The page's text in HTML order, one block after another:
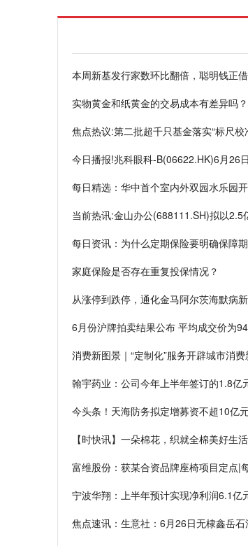
本周新基发行家数环比翻倍，聪明钱正
实物黄金和纸黄金的交易成本有差异吗
焦点热议:第二批超千只基金落实“标尺
今日播报!兆科眼科-B(06622.HK)6月26
每日精选：华中首个室内外双园水乐园
当前热讯:金山办公(688111.SH)拟以2.5
每日资讯：为什么定期保险要明确保障
家庭保险是否存在重复投保情况？
从涨停到跌停，通化金马阿尔茨海默病
6月份沪牌拍卖结果公布 平均成交价为
消费新图景｜“定制化”服务开辟城市消费
翰宇药业：公司今年上半年签订的1.8
今头条！天海防务拟定增募资不超10亿
【时快讯】一朵棉花，织就全棉美好生活
富维股份：获某合资品牌座椅项目定点|
宁波华翔：上半年预计实现净利润6.1
焦点速讯：生意社：6月26日无棣鑫岳